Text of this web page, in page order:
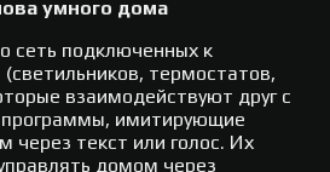
умного дома
сеть подключенных к
термостатов,
взаимодействуют друг с
имитирующие
через текст или голос. Их
домом через